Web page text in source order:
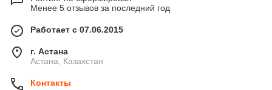
Менее 5 отзывов за последний год
Работает с 07.06.2015
г. Астана
Астана, Казахстан
Контакты